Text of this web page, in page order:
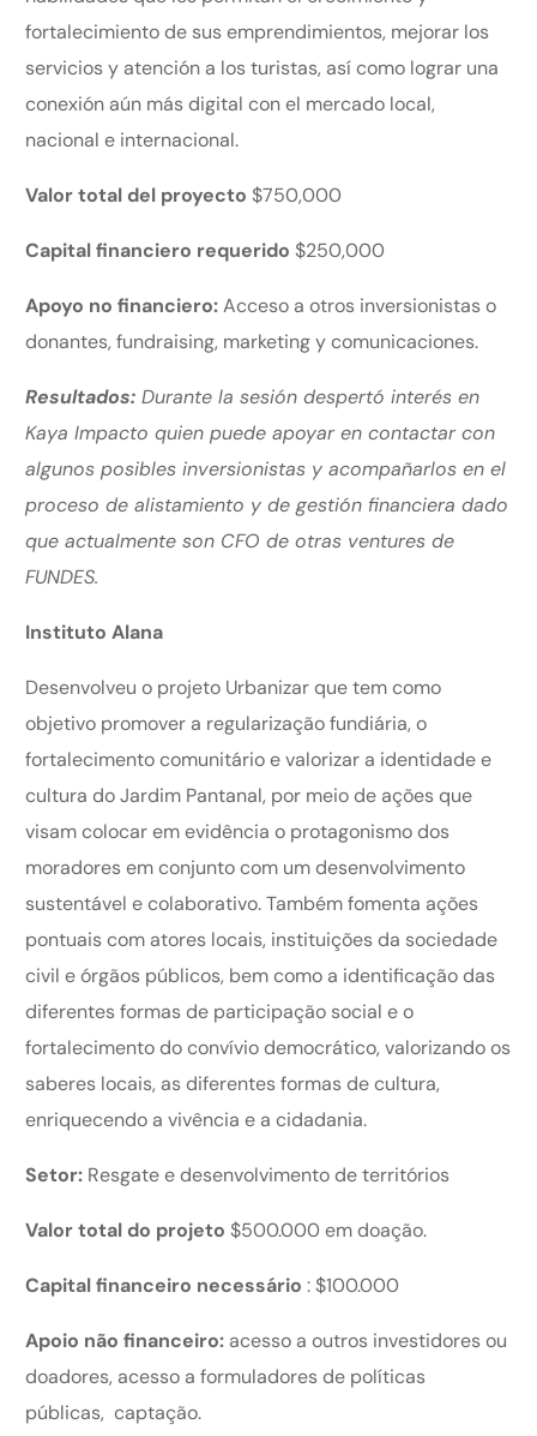
fortalecimiento de sus emprendimientos, mejorar los
servicios y atención a los turistas, así como lograr una
conexión aún más digital con el mercado local,
nacional e internacional.
Valor total del proyecto $750,000
Capital financiero requerido $250,000
Apoyo no financiero:Acceso a otros inversionistas o
donantes, fundraising, marketing y comunicaciones.
Resultados: Durante la sesión despertó interés en
Kaya Impacto quien puede apoyar en contactar con
algunos posibles inversionistas y acompañarlos en el
proceso de alistamiento y de gestión financiera dado
que actualmente son CFO de otras ventures de
FUNDES.
Instituto Alana
Desenvolveu o projeto Urbanizar que tem como
objetivo promover a regularização fundiária, o
fortalecimento comunitário e valorizar a identidade e
cultura do Jardim Pantanal, por meio de ações que
visam colocar em evidência o protagonismo dos
moradores em conjunto com um desenvolvimento
sustentável e colaborativo. Também fomenta ações
pontuais com atores locais, instituições da sociedade
civil e órgãos públicos, bem como a identificação das
diferentes formas de participação social e o
fortalecimento do convívio democrático, valorizando os
saberes locais, as diferentes formas de cultura,
enriquecendo a vivência e a cidadania.
Setor: Resgate e desenvolvimento de territórios
Valor total do projeto $500.000 em doação.
Capital financeiro necessário: $100.000
Apoio não financeiro: acesso a outros investidores ou
doadores, acesso a formuladores de políticas
públicas, captação.